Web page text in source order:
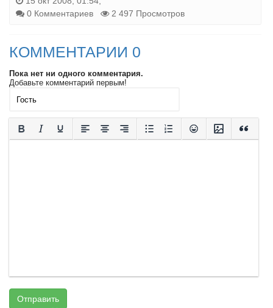
0 Комментариев
2 497 Просмотров
КОММЕНТАРИИ 0
Пока нет ни одного комментария.
Добавьте комментарий первым!
Отправить